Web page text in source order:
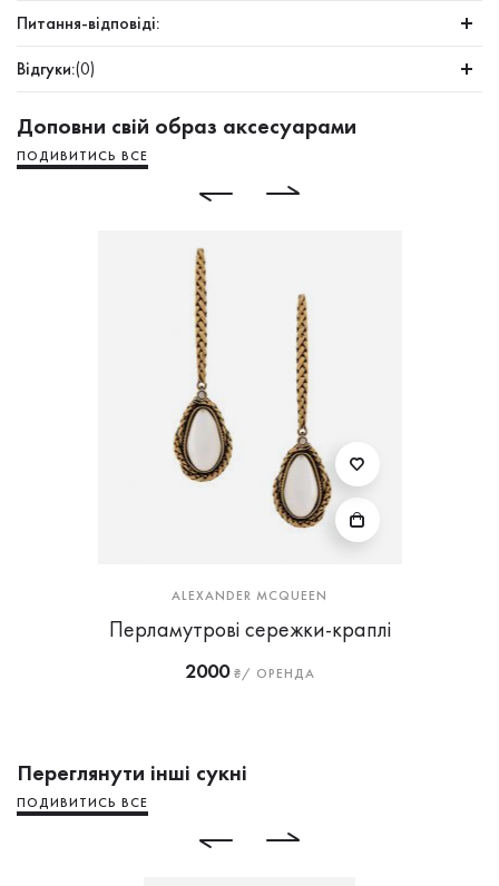
Питання-відповіді:
Відгуки:(0)
Доповни свій образ аксесуарами
ПОДИВИТИСЬ ВСЕ
ALEXANDER MCQUEEN
Перламутрові сережки-краплі
2000₴/ ОРЕНДА
Переглянути інші сукні
ПОДИВИТИСЬ ВСЕ